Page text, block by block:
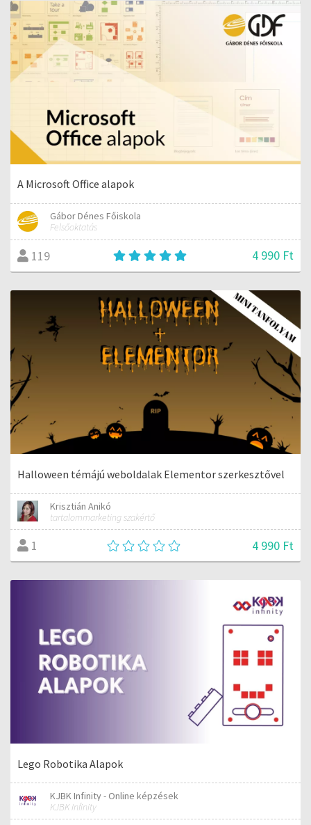
A Microsoft Office alapok
Gábor Dénes Főiskola
Felsőoktatás
119 4 990 Ft
Halloween témájú weboldalak Elementor szerkesztővel
Krisztián Anikó
tartalommarketing szakértő
1 4 990 Ft
Lego Robotika Alapok
KJBK Infinity - Online képzések
KJBK Infinity